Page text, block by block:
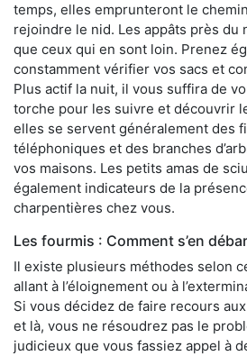
temps, elles emprunteront le
rejoindre le nid. Les appâts près du
que ceux qui en sont loin. Prenez
constamment vérifier vos sacs et
Plus actif la nuit, il vous suffira de
torche pour les suivre et découvrir
elles se servent généralement des
téléphoniques et des branches
vos maisons. Les petits amas de
également indicateurs de la
charpentières chez vous.
Les fourmis : Comment s’en
Il existe plusieurs méthodes selon
allant à l’éloignement ou à
Si vous décidez de faire recours
et là, vous ne résoudrez pas le
judicieux que vous fassiez appel à